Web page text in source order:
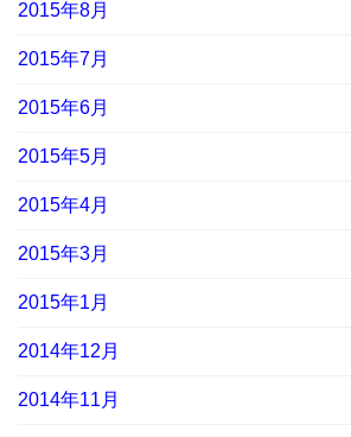
2015年8月
2015年7月
2015年6月
2015年5月
2015年4月
2015年3月
2015年1月
2014年12月
2014年11月